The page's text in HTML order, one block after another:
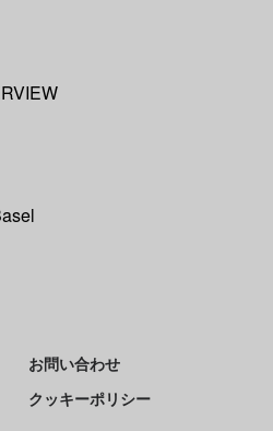
お問い合わせ
クッキーポリシー